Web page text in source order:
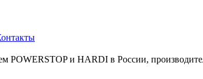
и HARDI в России,